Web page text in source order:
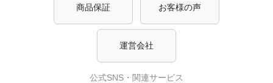
商品保証 お客様の声
運営会社
公式SNS・関連サービス